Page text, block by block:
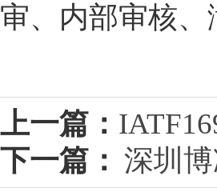
审、内部审核
上一篇：
下一篇： 深圳